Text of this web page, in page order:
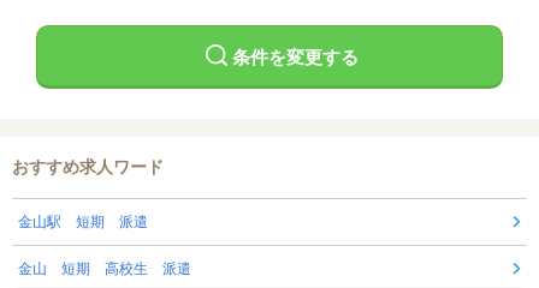
条件を変更する
おすすめ求人ワード
金山駅 短期 派遣
金山 短期 高校生 派遣